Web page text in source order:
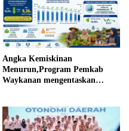
Angka Kemiskinan
Menurun,Program Pemkab
Waykanan mengentaskan